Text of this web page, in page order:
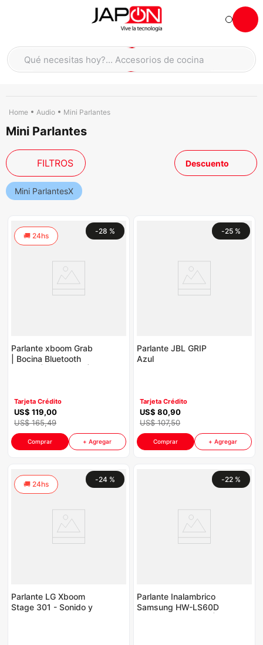
Hola... qué necesitas hoy?
Qué necesitas hoy?... Accesorios de cocina
Audio Mini Parlantes
Mini Parlantes
FILTROS Descuento
Mini Parlantes
-28 %
24hs
Parlante xboom Grab
| Bocina Bluetooth
Tarjeta Crédito
US$ 119,00
US$ 165,49
Comprar + Agregar
-25 %
Parlante JBL GRIP
Azul
Tarjeta Crédito
US$ 80,90
US$ 107,50
Comprar + Agregar
-24 %
24hs
Parlante LG Xboom
Stage 301 - Sonido y
-22 %
Parlante Inalambrico
Samsung HW-LS60D
1 . moto
2 refrigeradora
3. lavadora
scooter
5 england sound parlantes
7 celular
congelador
cocina